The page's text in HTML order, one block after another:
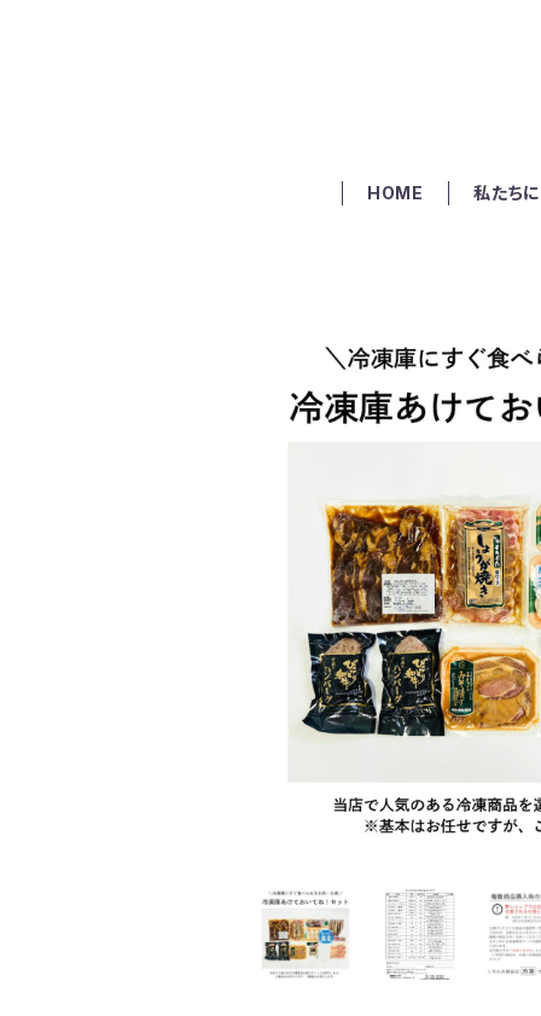
HOME 私たち